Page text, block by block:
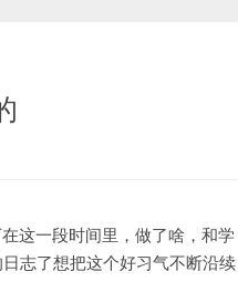
这一段时间里，做了啥，和学
志了想把这个好习气不断沿续